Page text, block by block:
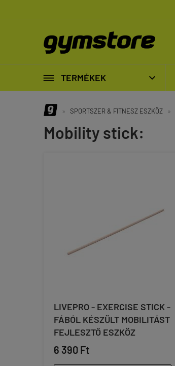
 TERMÉKEK 
» SPORTSZER & FITNESZ ESZKÖZ »
Mobility stick:
LIVEPRO - EXERCISE STICK -
FÁBÓL KÉSZÜLT MOBILITÁST
FEJLESZTŐ ESZKÖZ
6 390 Ft